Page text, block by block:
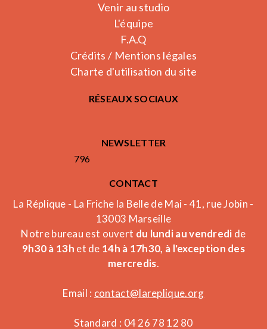
Venir au studio
L'équipe
F.A.Q
Crédits / Mentions légales
Charte d'utilisation du site
RÉSEAUX SOCIAUX
NEWSLETTER
796
CONTACT
La Réplique - La Friche la Belle de Mai - 41, rue Jobin -
13003 Marseille
Notre bureau est ouvert du lundi au vendredi de
9h30 à 13h et de 14h à 17h30, à l'exception des
mercredis.
Email : contact@lareplique.org
Standard : 04 26 78 12 80